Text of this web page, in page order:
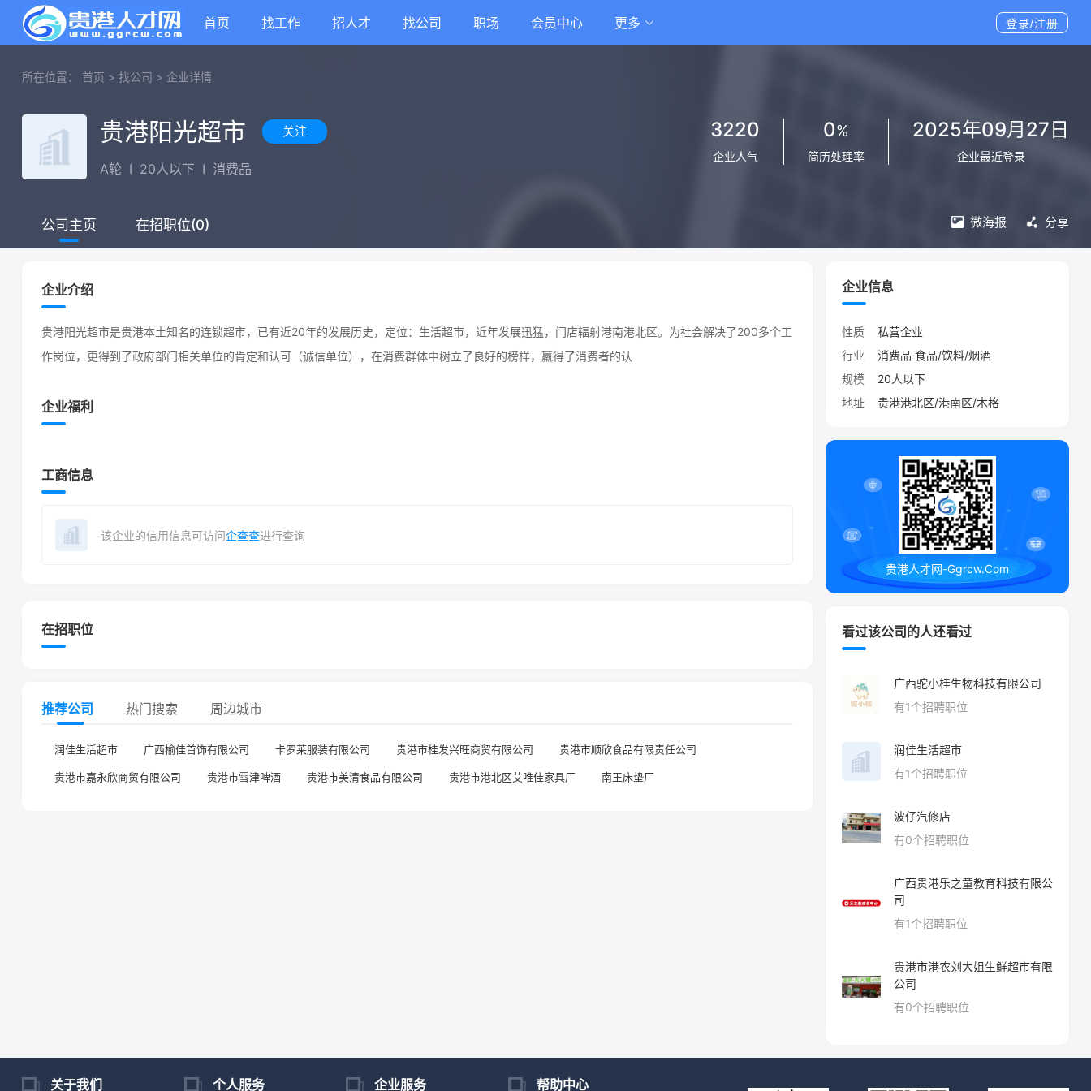
首页 找工作 招人才 找公司 职场 会员中心 更多 登录/注册
所在位置： 首页 > 找公司 > 企业详情
贵港阳光超市 关注
A轮 I 20人以下 I 消费品
3220
企业人气
0%
简历处理率
2025年09月27日
企业最近登录
公司主页 在招职位(0) 微海报 分享
企业介绍
贵港阳光超市是贵港本土知名的连锁超市，已有近20年的发展历史，定位：生活超市，近年发展迅猛，门店辐射港南港北区。为社会解决了200多个工
作岗位，更得到了政府部门相关单位的肯定和认可（诚信单位），在消费群体中树立了良好的榜样，羸得了消费者的认
企业福利
工商信息
该企业的信用信息可访问企查查进行查询
在招职位
推荐公司 热门搜索 周边城市
润佳生活超市 广西榆佳首饰有限公司 卡罗莱服装有限公司 贵港市桂发兴旺商贸有限公司 贵港市顺欣食品有限责任公司
贵港市嘉永欣商贸有限公司 贵港市雪津啤酒 贵港市美清食品有限公司 贵港市港北区艾唯佳家具厂 南王床垫厂
企业信息
性质
私营企业
行业
消费品 食品/饮料/烟酒
规模
20人以下
地址
贵港港北区/港南区/木格
贵港人才网-Ggrcw.Com
看过该公司的人还看过
广西驼小桂生物科技有限公司
有1个招聘职位
润佳生活超市
有1个招聘职位
波仔汽修店
有0个招聘职位
广西贵港乐之童教育科技有限公
司
有1个招聘职位
贵港市港农刘大姐生鲜超市有限
公司
有0个招聘职位
关于我们 个人服务 企业服务 帮助中心